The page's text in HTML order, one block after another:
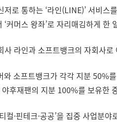
저로 통하는 ‘라인(LINE)’ 서비
‘커머스 왕좌’로 자리매김하게
사 라인과 소프트뱅크의 자회사
와 소프트뱅크가 각각 지분
후재팬의 지분 100%를 보유한
컬·핀테크·공공’을 집중 사업분야